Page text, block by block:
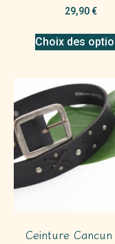
29,90€
Choix des
Ceinture